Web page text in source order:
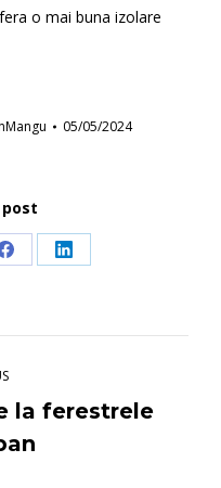
o mai buna izolare
05/05/2024
Share Share
la ferestrele